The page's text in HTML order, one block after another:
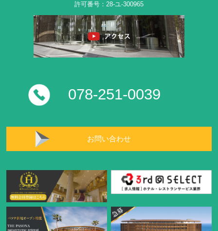
許可番号：28-ユ-300965
078-251-0039
お問い合わせ